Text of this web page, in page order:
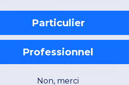
TEE JAYS TJ9630
Doudoune Zepelin homme
À partir de:
63,60
CHF
91,86
Particulier
Professionnel
Non, merci